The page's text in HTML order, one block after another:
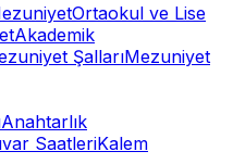
Ortaokul ve Lise
Akademik
ŞallarıMezuniyet
Anahtarlık
SaatleriKalem